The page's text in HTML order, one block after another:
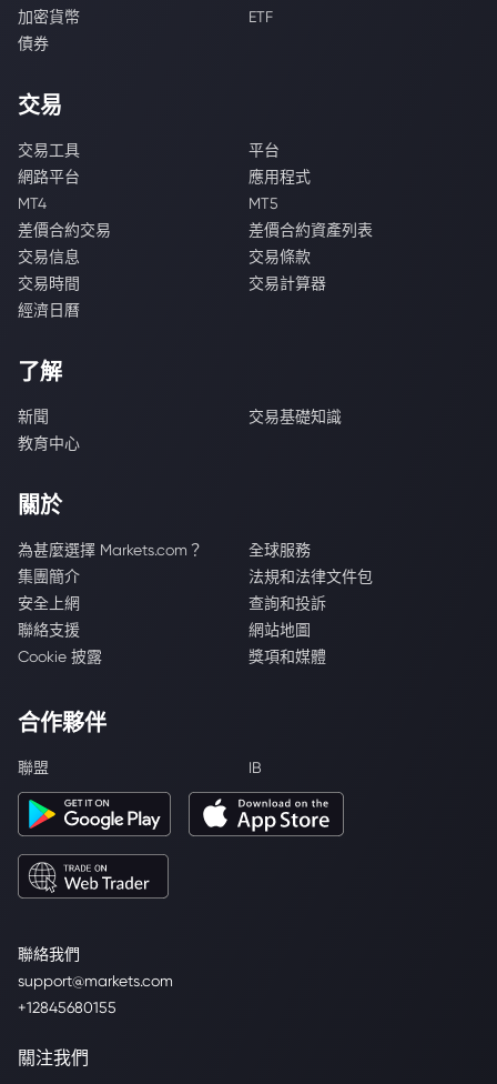
聯絡我們
support@markets.com
+12845680155
加密貨幣
ETF
債券
交易
交易工具
平台
網路平台
應用程式
MT4
MT5
差價合約交易
差價合約資產列表
交易信息
交易條款
交易時間
交易計算器
經濟日曆
了解
新聞
交易基礎知識
教育中心
關於
為甚麼選擇 Markets.com？
全球服務
集團簡介
法規和法律文件包
安全上網
查詢和投訴
聯絡支援
網站地圖
Cookie 披露
獎項和媒體
合作夥伴
聯盟 IB
關注我們